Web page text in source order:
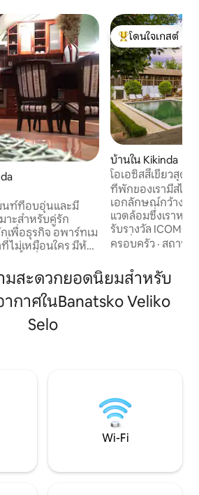
นท์ที่อบอุ่นและมี
าะสำหรับคู่รัก
กิจ อพาร์ทเม
ม่เหมือนใคร มีห้อง
พื้นที่รับประทาน
นที่สะดวกสบาย 2
ที่ใช้งานได้ดี คุณ
ข้าพักที่เงียบสงบ และ
ลางเมือง ใกล้ร้าน
นที่ท่องเที่ยวหลัก
โดนใจเกสต์ที่สุด
โดนใจเกสต์
บ้านใน Kikinda
โอเอซิสสีเขียวสุด
ที่พักของเรามีสไต
เอกลักษณ์กว้างขว
แวดล้อมซึ่งเราหวังว่า
รับรางวัล
บนที่ดินขนาดใหญ่
ภายนอกสร้างขึ้นค
การพัฒนาใหม่ทั้งห
จุดเด่นเช่นสระว่า
กลางแจ้งสวนออ
ครอบครัว · สถานที่
มสะดวกยอดนิยมสำหรับ
กาศในBanatsko Veliko
Selo
Wi-Fi